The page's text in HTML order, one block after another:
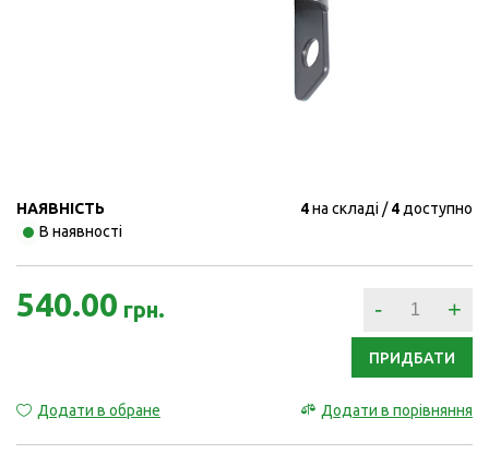
НАЯВНІСТЬ
В наявності
4на складі 4 доступно
540.00 грн. - +
ПРИДБАТИ
Додати в обране Додати в порівняння